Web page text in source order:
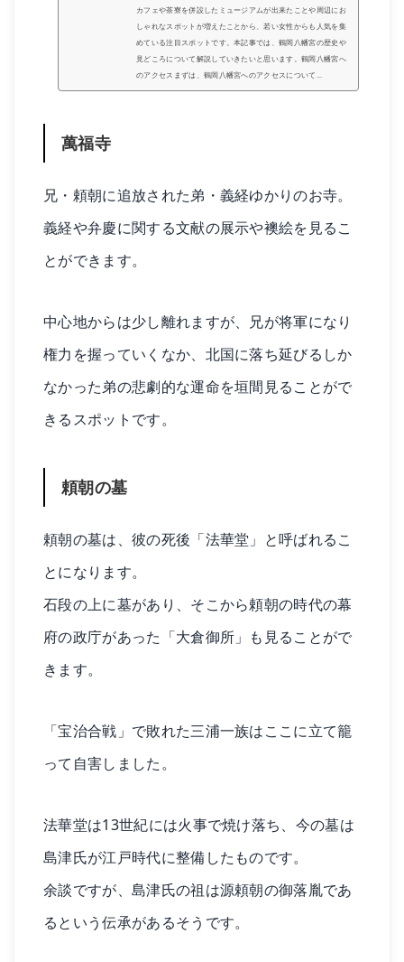
カフェや茶寮を併設したミュージアムが出来たことや周辺にお
しゃれなスポットが増えたことから、若い女性からも人気を集
めている注目スポットです。本記事では、鶴岡八幡宮の歴史や
見どころについて解説していきたいと思います。鶴岡八幡宮へ
のアクセスまずは、鶴岡八幡宮へのアクセスについて...
萬福寺
兄・頼朝に追放された弟・義経ゆかりのお寺。
義経や弁慶に関する文献の展示や襖絵を見るこ
とができます。
中心地からは少し離れますが、兄が将軍になり
権力を握っていくなか、北国に落ち延びるしか
なかった弟の悲劇的な運命を垣間見ることがで
きるスポットです。
頼朝の墓
頼朝の墓は、彼の死後「法華堂」と呼ばれるこ
とになります。
石段の上に墓があり、そこから頼朝の時代の幕
府の政庁があった「大倉御所」も見ることがで
きます。
「宝治合戦」で敗れた三浦一族はここに立て籠
って自害しました。
法華堂は13世紀には火事で焼け落ち、今の墓は
島津氏が江戸時代に整備したものです。
余談ですが、島津氏の祖は源頼朝の御落胤であ
るという伝承があるそうです。